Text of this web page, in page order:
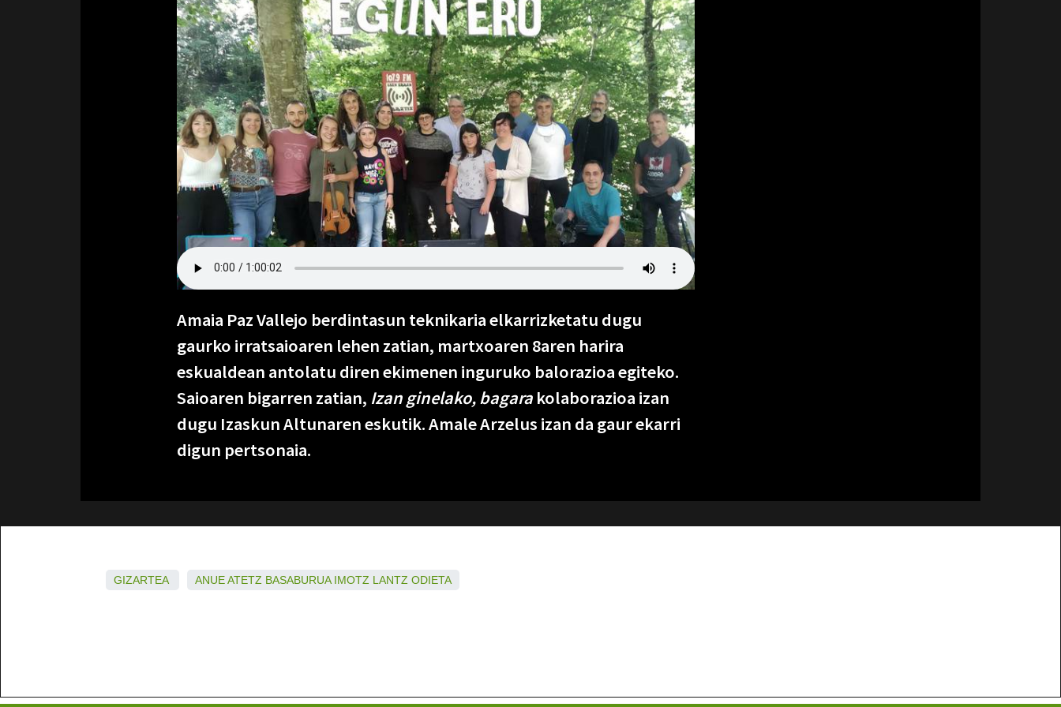
Amaia Paz Vallejo berdintasun teknikaria elkarrizketatu dugu
gaurko irratsaioaren lehen zatian, martxoaren 8aren harira
eskualdean antolatu diren ekimenen inguruko balorazioa egiteko.
Saioaren bigarren zatian, Izan ginelako, bagarakolaborazioa izan
dugu Izaskun Altunaren eskutik. Amale Arzelus izan da gaur ekarri
digun pertsonaia.
GIZARTEA ANUEATETZ BASABURUA IMOTZ LANTZ ODIETA